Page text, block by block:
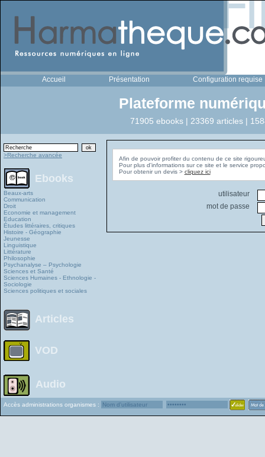
Accueil Présentation Configuration requise
Plateforme
71905 ebooks | 23369 articles |
>Recherche avancée
Ebooks
Beaux-arts
Communication
Droit
Economie et management
Education
Études littéraires, critiques
Histoire - Géographie
Jeunesse
Linguistique
Littérature
Philosophie
Psychanalyse – Psychologie
Sciences et Santé
Sciences Humaines - Ethnologie -
Sociologie
Sciences politiques et sociales
Articles
VOD
Audio
Afin de pouvoir profiter du contenu de ce site
Pour plus d'informations sur ce site et le service
Pour obtenir un devis > cliquez ici
utilisateur
mot de passe
Accès administrations organismes :